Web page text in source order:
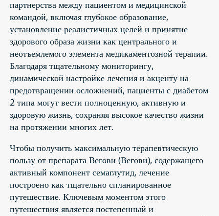
партнерства между пациентом и медицинской
командой, включая глубокое образование,
установление реалистичных целей и принятие
здорового образа жизни как центрального и
неотъемлемого элемента медикаментозной терапии.
Благодаря тщательному мониторингу,
динамической настройке лечения и акценту на
предотвращении осложнений, пациенты с диабетом
2 типа могут вести полноценную, активную и
здоровую жизнь, сохраняя высокое качество жизни
на протяжении многих лет.
Чтобы получить максимальную терапевтическую
пользу от препарата Вегови (Вегови), содержащего
активный компонент семаглутид, лечение
построено как тщательно спланированное
путешествие. Ключевым моментом этого
путешествия является постепенный и